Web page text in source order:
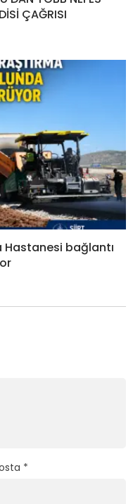
ÇAĞRISI
Hastanesi bağlantı
*